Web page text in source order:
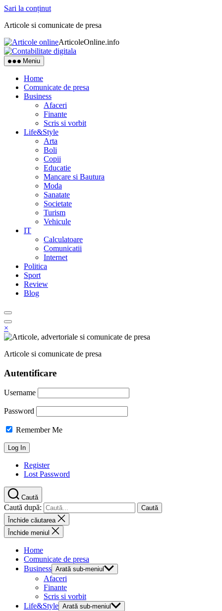
Sari la conținut
Articole si comunicate de presa
ArticoleOnline.info
Meniu
Home
Comunicate de presa
Business
Afaceri
Finante
Scris si vorbit
Life&Style
Arta
Boli
Copii
Educatie
Mancare si Bautura
Moda
Sanatate
Societate
Turism
Vehicule
IT
Calculatoare
Comunicatii
Internet
Politica
Sport
Review
Blog
×
Articole si comunicate de presa
Autentificare
Username
Password
Remember Me
Register
Lost Password
Caută
Caută după:
Închide căutarea
Închide meniul
Home
Comunicate de presa
Business Arată sub-meniul
Afaceri
Finante
Scris si vorbit
Life&Style Arată sub-meniul